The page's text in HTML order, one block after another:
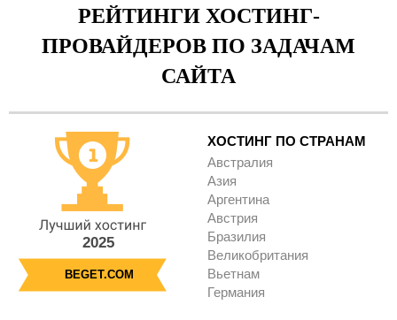
РЕЙТИНГИ ХОСТИНГ-
ПРОВАЙДЕРОВ ПО ЗАДАЧАМ
САЙТА
2025
BEGET.COM
ХОСТИНГ ПО СТРАНАМ
Австралия
Азия
Аргентина
Австрия
Бразилия
Великобритания
Вьетнам
Германия